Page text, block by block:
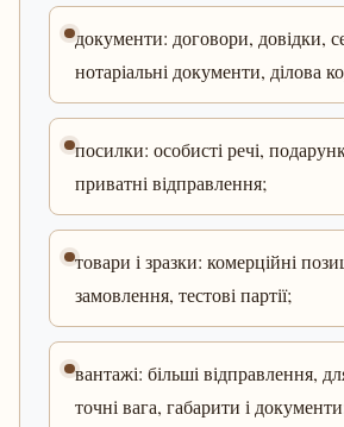
документи: договори, довідки,
нотаріальні документи, ділова
посилки: особисті речі,
приватні відправлення;
товари і зразки: комерційні
замовлення, тестові партії;
вантажі: більші відправлення,
точні вага, габарити і